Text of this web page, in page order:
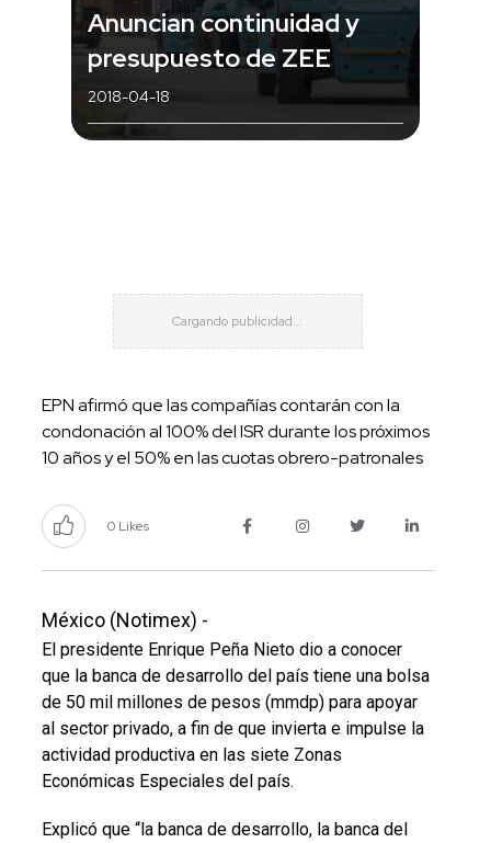
Anuncian continuidad y
presupuesto de ZEE
2018-04-18
EPN afirmó que las compañías contarán con la
condonación al 100% del ISR durante los próximos
10 años y el 50% en las cuotas obrero-patronales
0 Likes
México (Notimex) -
El presidente Enrique Peña Nieto dio a conocer
que la banca de desarrollo del país tiene una bolsa
de 50 mil millones de pesos (mmdp) para apoyar
al sector privado, a fin de que invierta e impulse la
actividad productiva en las siete Zonas
Económicas Especiales del país.
Explicó que “la banca de desarrollo, la banca del